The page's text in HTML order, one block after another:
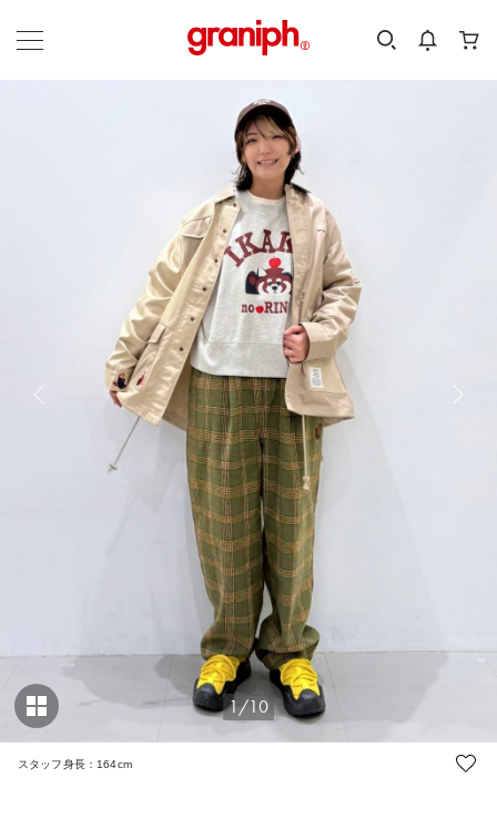
カテゴリーから探す
MEN KIDS
1/10
スタッフ身長：164cm